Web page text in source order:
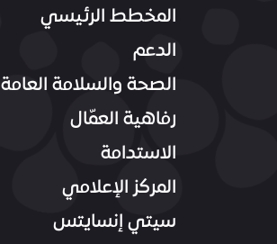
المخطط الرئيسي
الدعم
الصحة والسلامة العامة
رفاهية العمّال
الاستدامة
المركز الإعلامي
سيتي إنسايتس